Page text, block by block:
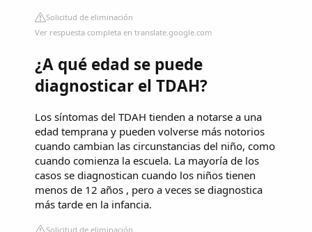
Solicitud de eliminación
Ver respuesta completa en translate.google.com
¿A qué edad se puede
diagnosticar el TDAH?
Los síntomas del TDAH tienden a notarse a una
edad temprana y pueden volverse más notorios
cuando cambian las circunstancias del niño, como
cuando comienza la escuela. La mayoría de los
casos se diagnostican cuando los niños tienen
menos de 12 años , pero a veces se diagnostica
más tarde en la infancia.
Solicitud de eliminación